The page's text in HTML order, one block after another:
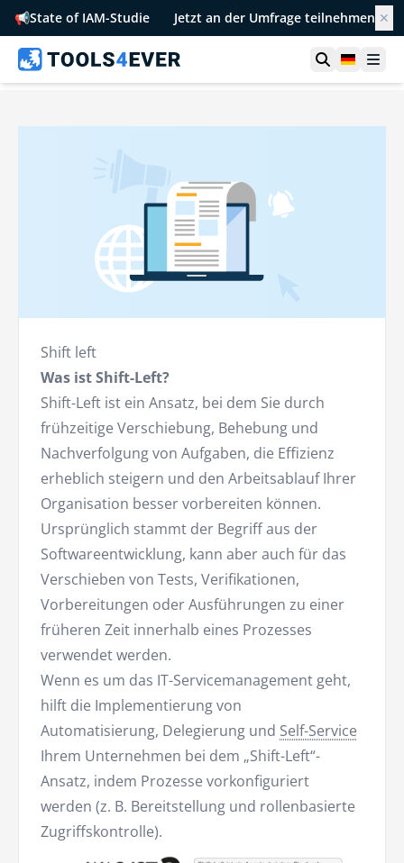
📢State of IAM-Studie Jetzt an der Umfrage teilnehmen ✕
Suche
Shift left
Was ist Shift-Left?
Shift-Left ist ein Ansatz, bei dem Sie durch
frühzeitige Verschiebung, Behebung und
Nachverfolgung von Aufgaben, die Effizienz
erheblich steigern und den Arbeitsablauf Ihrer
Organisation besser vorbereiten können.
Ursprünglich stammt der Begriff aus der
Softwareentwicklung, kann aber auch für das
Verschieben von Tests, Verifikationen,
Vorbereitungen oder Ausführungen zu einer
früheren Zeit innerhalb eines Prozesses
verwendet werden.
Wenn es um das IT-Servicemanagement geht,
hilft die Implementierung von
Automatisierung, Delegierung und Self-Service
Ihrem Unternehmen bei dem „Shift-Left“-
Ansatz, indem Prozesse vorkonfiguriert
werden (z. B. Bereitstellung und rollenbasierte
Zugriffskontrolle).